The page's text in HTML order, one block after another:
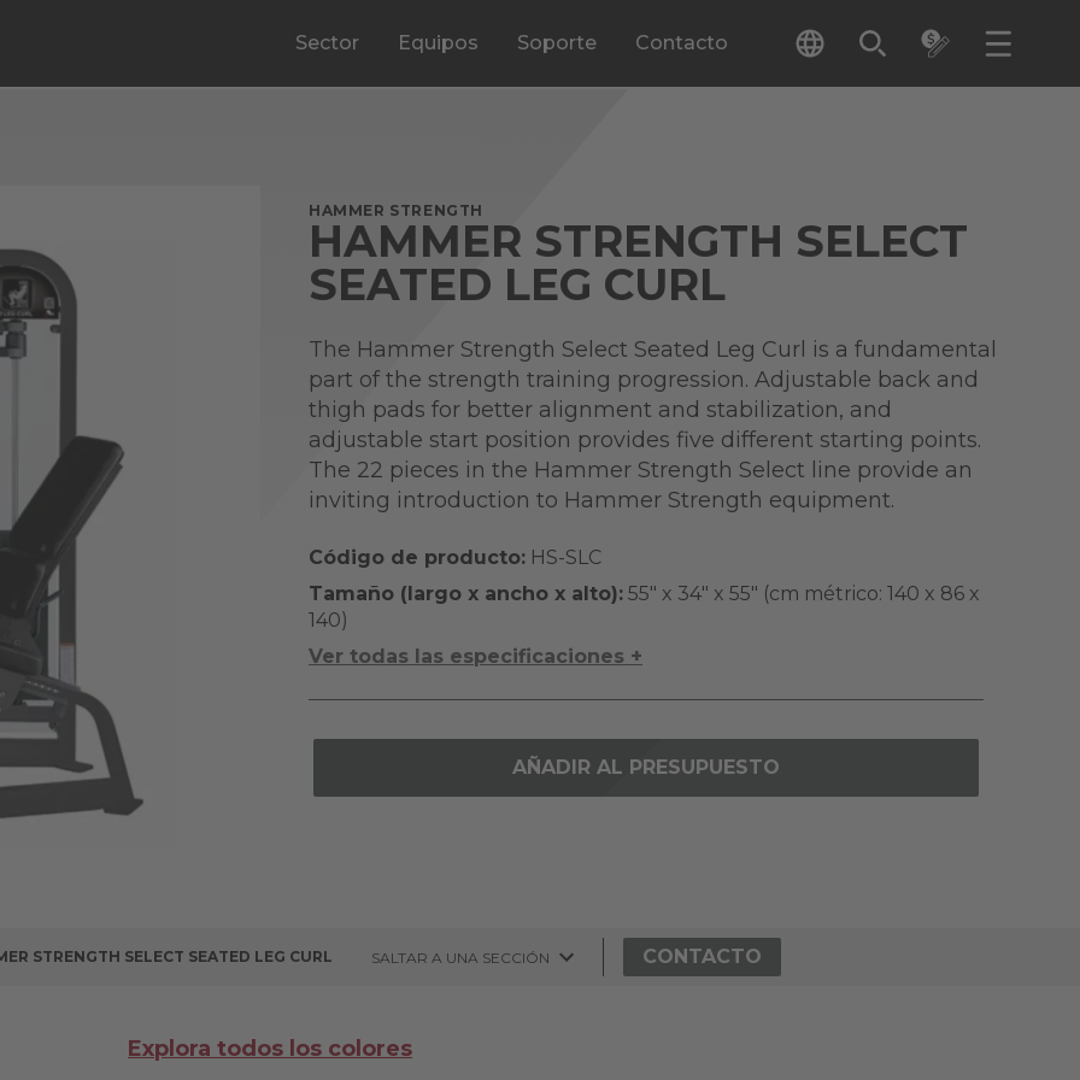
Sector Equipos Soporte Contacto
HAMMER STRENGTH
HAMMER STRENGTH SELECT
SEATED LEG CURL
The Hammer Strength Select Seated Leg Curl is a fundamental
part of the strength training progression. Adjustable back and
thigh pads for better alignment and stabilization, and
adjustable start position provides five different starting points.
The 22 pieces in the Hammer Strength Select line provide an
inviting introduction to Hammer Strength equipment.
Código de producto: HS-SLC
Tamaño (largo x ancho x alto): 55" x 34" x 55" (cm métrico: 140 x 86 x
140)
Ver todas las especificaciones +
AÑADIR AL PRESUPUESTO
STRENGTH SELECT SEATED LEG CURL SALTAR A UNA SECCIÓN CONTACTO
Explora todos los colores